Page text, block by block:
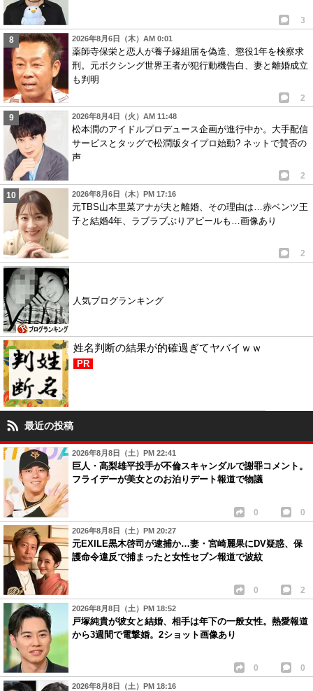
3
2026年8月6日（木）AM 0:01
薬師寺保栄と恋人が養子縁組届を偽造、懲役1年を検察求
刑。元ボクシング世界王者が犯行動機告白、妻と離婚成立
も判明
2
2026年8月4日（火）AM 11:48
松本潤のアイドルプロデュース企画が進行中か。大手配信
サービスとタッグで松潤版タイプロ始動? ネットで賛否の
声
2
2026年8月6日（木）PM 17:16
元TBS山本里菜アナが夫と離婚、その理由は…赤ベンツ王
子と結婚4年、ラブラブぶりアピールも…画像あり
2
人気ブログランキング
姓名判断の結果が的確過ぎてヤバイｗｗ
PR
最近の投稿
2026年8月8日（土）PM 22:41
巨人・高梨雄平投手が不倫スキャンダルで謝罪コメント。
フライデーが美女とのお泊りデート報道で物議
0 0
2026年8月8日（土）PM 20:27
元EXILE黒木啓司が逮捕か…妻・宮崎麗果にDV疑惑、保
護命令違反で捕まったと女性セブン報道で波紋
0 2
2026年8月8日（土）PM 18:52
戸塚純貴が彼女と結婚、相手は年下の一般女性。熱愛報道
から3週間で電撃婚。2ショット画像あり
0 0
2026年8月8日（土）PM 18:16